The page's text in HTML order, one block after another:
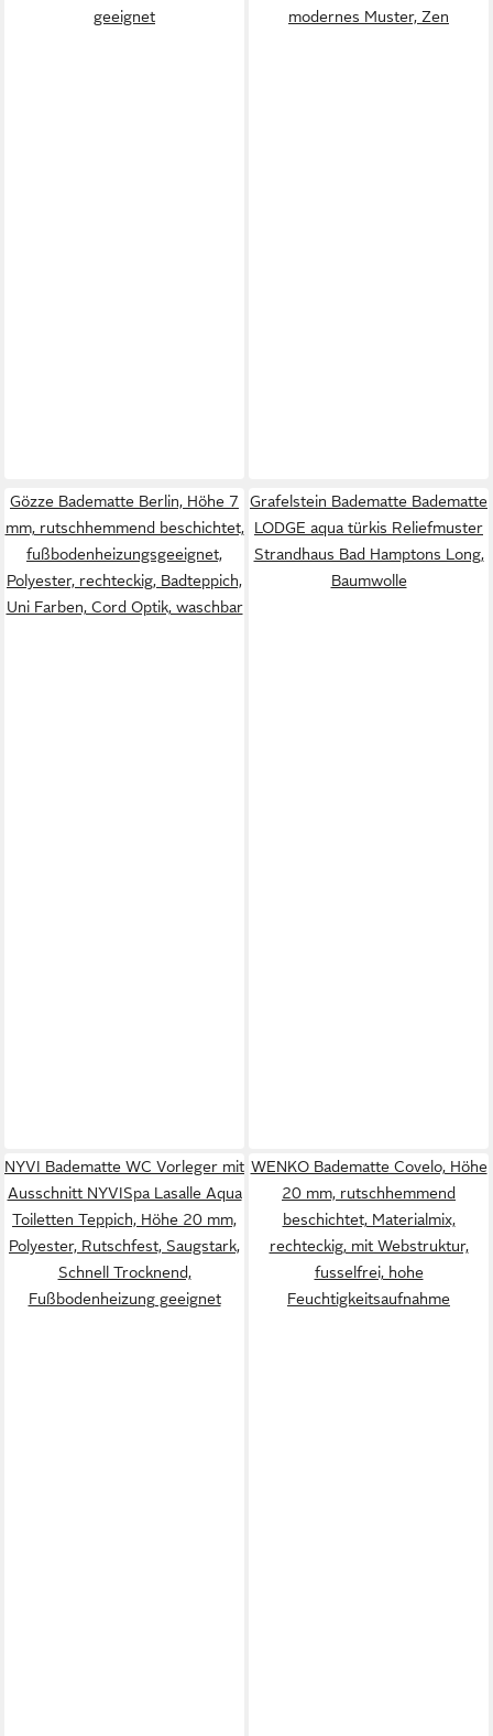
geeignet
modernes Muster, Zen
Gözze Badematte Berlin, Höhe 7
mm, rutschhemmend beschichtet,
fußbodenheizungsgeeignet,
Polyester, rechteckig, Badteppich,
Uni Farben, Cord Optik, waschbar
Grafelstein Badematte Badematte
LODGE aqua türkis Reliefmuster
Strandhaus Bad Hamptons Long,
Baumwolle
NYVI Badematte WC Vorleger mit
Ausschnitt NYVISpa Lasalle Aqua
Toiletten Teppich, Höhe 20 mm,
Polyester, Rutschfest, Saugstark,
Schnell Trocknend,
Fußbodenheizung geeignet
WENKO Badematte Covelo, Höhe
20 mm, rutschhemmend
beschichtet, Materialmix,
rechteckig, mit Webstruktur,
fusselfrei, hohe
Feuchtigkeitsaufnahme